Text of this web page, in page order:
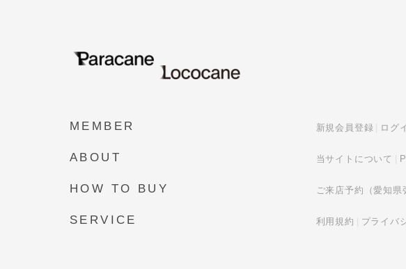
MEMBER 新規会員登録 ログ
ABOUT 当サイトについて
HOW TO BUY ご来店予約（愛知県
SERVICE 利用規約 プライバ